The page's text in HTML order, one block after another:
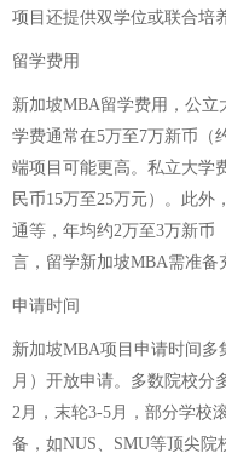
项目还提供双学位或联合培
留学费用
新加坡MBA留学费用，公立
学费通常在5万至7万新币（
端项目可能更高。私立大学
民币15万至25万元）。此外
通等，年均约2万至3万新币
言，留学新加坡MBA需准备
申请时间
新加坡MBA项目申请时间多
月）开放申请。多数院校分
2月，末轮3-5月，部分学校
备，如NUS、SMU等顶尖